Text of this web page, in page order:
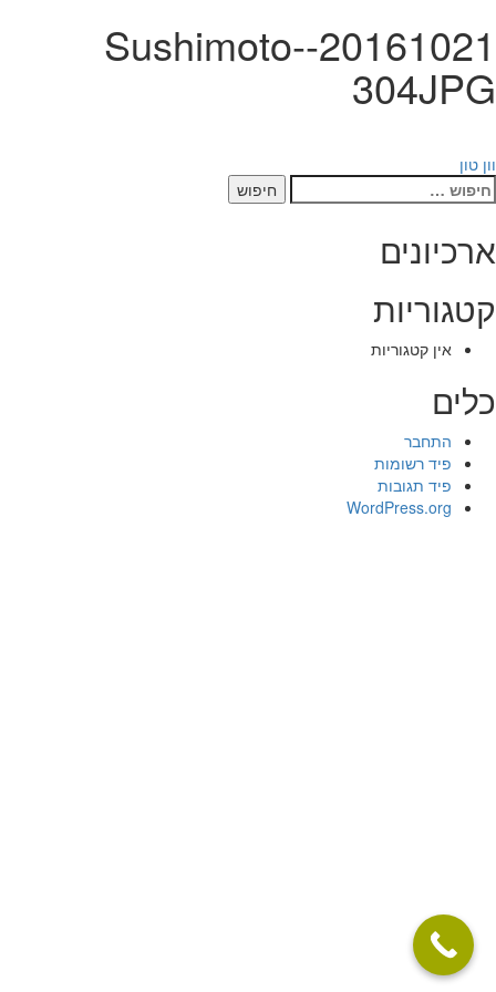
20161021-Sushimoto-
304JPG
ניווט
וון טון
חיפוש:
ארכיונים
קטגוריות
אין קטגוריות
כלים
התחבר
פיד רשומות
פיד תגובות
WordPress.org